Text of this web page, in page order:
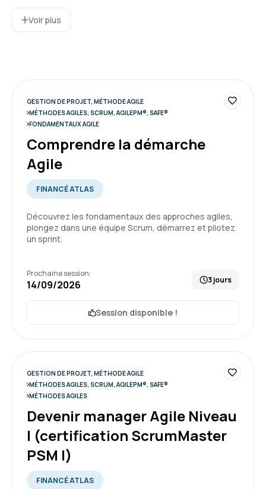
il y a pas mal de QCM dans la formations pour
Martin P. Le 03/07/2026
Une bonne formation qui répond tout à fait aux
objectifs qu'elle se fixe. Une formatrice très
professionnelle, qui s'est révélée être à
l'écoute et exhaustive dans sa passation
d'informations.
Le 16/06/2026
5
Formation : Devenir Responsable de Produit Agile
niveau II (certification ProductOwner PSPO II)
Théo T.
Voir plus
GESTION DE PROJET, MÉTHODE AGILE
MÉTHODES AGILES, SCRUM, AGILEPM®, SAFE®
FONDAMENTAUX AGILE
Comprendre la démarche
Agile
FINANCÉ ATLAS
Découvrez les fondamentaux des approches agiles,
plongez dans une équipe Scrum, démarrez et pilotez
un sprint.
Prochaine session:
14/09/2026 3 jours
Session disponible !
GESTION DE PROJET, MÉTHODE AGILE
MÉTHODES AGILES, SCRUM, AGILEPM®, SAFE®
MÉTHODES AGILES
Devenir manager Agile Niveau
I (certification ScrumMaster
PSM I)
FINANCÉ ATLAS